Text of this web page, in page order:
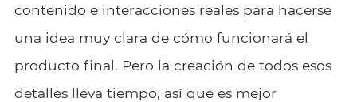
contenido e interacciones reales para hacerse
una idea muy clara de cómo funcionará el
producto final. Pero la creación de todos esos
detalles lleva tiempo, así que es mejor